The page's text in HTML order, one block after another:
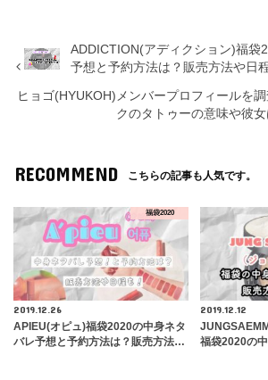
ADDICTION(アディクション)福袋
予想と予約方法は？販売方法や日
ヒョゴ(HYUKOH)メンバープロフィールを調
クのタトゥーの意味や彼女
RECOMMEND こちらの記事も人気です。
福袋2020
2019.12.26
APIEU(オピュ)福袋2020の中身ネタ
バレ予想と予約方法は？販売方法…
2019.12.12
福袋2020の